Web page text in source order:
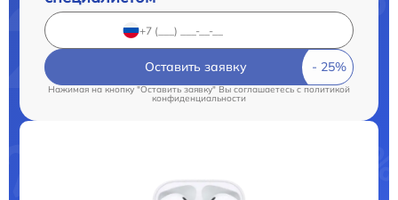
Оставить заявку
Нажимая на кнопку "Оставить заявку" Вы соглашаетесь cполитикой
конфиденциальности